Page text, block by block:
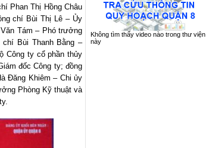
Phan Thị Hồng Châu
chí Bùi Thị Lê – Ủy
Tám – Phó trưởng
Bùi Thanh Bằng –
Công ty cổ phần thủy
đốc Công ty; đồng
Đăng Khiêm – Chi ủy
Phòng Kỹ thuật và
Không tìm thấy video nào trong thư viện
này